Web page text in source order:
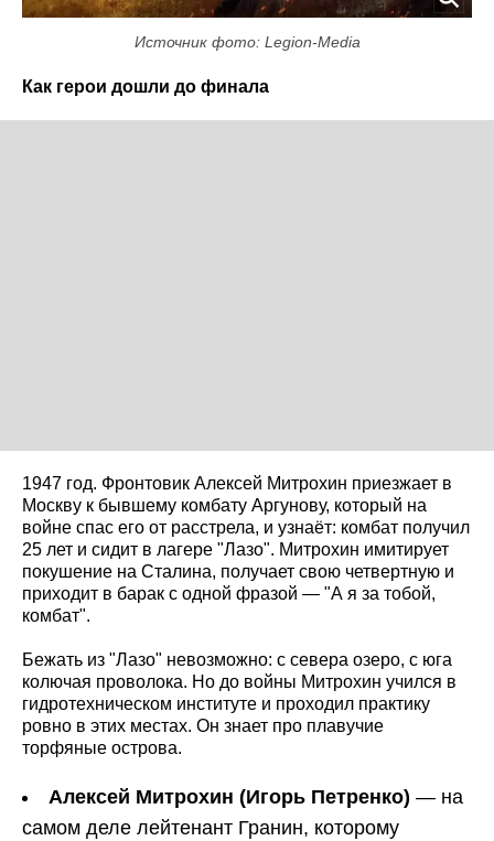
Источник фото: Legion-Media
Как герои дошли до финала
1947 год. Фронтовик Алексей Митрохин приезжает в
Москву к бывшему комбату Аргунову, который на
войне спас его от расстрела, и узнаёт: комбат получил
25 лет и сидит в лагере "Лазо". Митрохин имитирует
покушение на Сталина, получает свою четвертную и
приходит в барак с одной фразой — "А я за тобой,
комбат".
Бежать из "Лазо" невозможно: с севера озеро, с юга
колючая проволока. Но до войны Митрохин учился в
гидротехническом институте и проходил практику
ровно в этих местах. Он знает про плавучие
торфяные острова.
Алексей Митрохин (Игорь Петренко) — на
самом деле лейтенант Гранин, которому